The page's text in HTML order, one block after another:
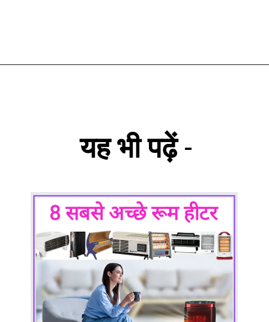
यह भी पढ़ें-